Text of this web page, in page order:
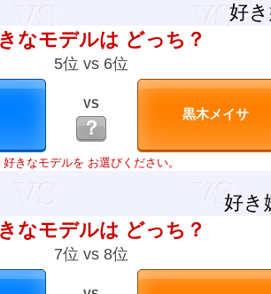
好
なモデルは どっち？
5位 vs 6位
VS
？
好きなモデルを お選びください。
好き
なモデルは どっち？
7位 vs 8位